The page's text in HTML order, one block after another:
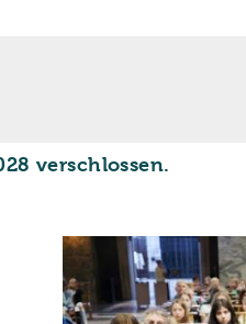
verschlossen.